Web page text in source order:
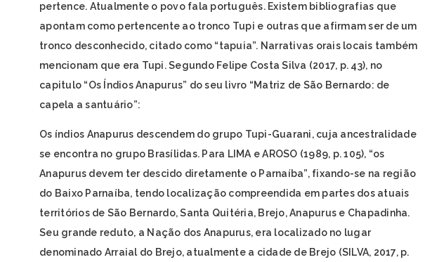
pertence. Atualmente o povo fala português. Existem bibliografias que
apontam como pertencente ao tronco Tupi e outras que afirmam ser de um
tronco desconhecido, citado como “tapuia”. Narrativas orais locais também
mencionam que era Tupi. Segundo Felipe Costa Silva (2017, p. 43), no
capitulo “Os Índios Anapurus” do seu livro “Matriz de São Bernardo: de
capela a santuário”:
Os índios Anapurus descendem do grupo Tupi-Guarani, cuja ancestralidade
se encontra no grupo Brasílidas. Para LIMA e AROSO (1989, p. 105), “os
Anapurus devem ter descido diretamente o Parnaíba”, fixando-se na região
do Baixo Parnaíba, tendo localização compreendida em partes dos atuais
territórios de São Bernardo, Santa Quitéria, Brejo, Anapurus e Chapadinha.
Seu grande reduto, a Nação dos Anapurus, era localizado no lugar
denominado Arraial do Brejo, atualmente a cidade de Brejo (SILVA, 2017, p.